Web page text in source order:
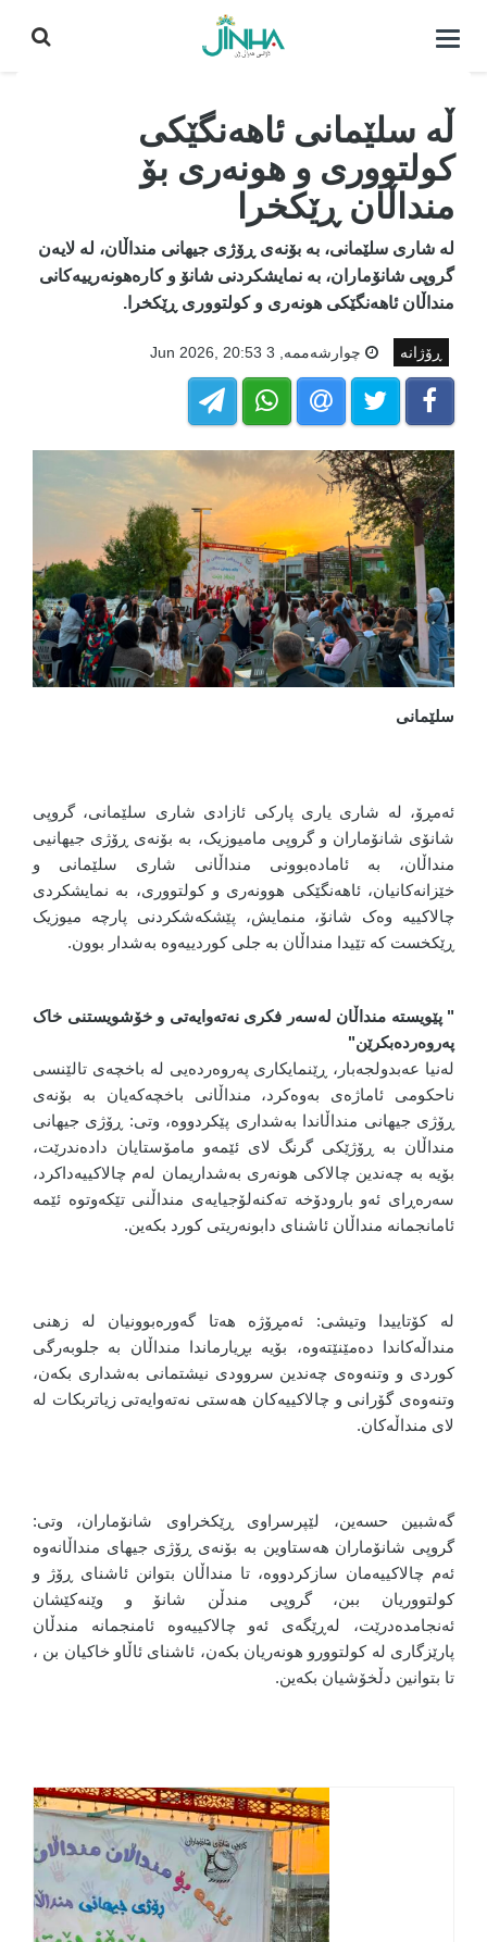
كردنه‌وه‌ی
ڵە سلێمانی ئاهەنگێکی
کولتووری و هونەری بۆ
منداڵان ڕێکخرا
لە شاری سلێمانی، بە بۆنەی ڕۆژی جیهانی منداڵان، لە لایەن
گروپی شانۆماران، بە نمایشکردنی شانۆ و کارەهونەرییەکانی
منداڵان ئاهەنگێکی هونەری و کولتووری ڕێکخرا.
ڕۆژانە چوارشه‌ممه‌, 3 Jun 2026, 20:53
سلێمانی
ئەمڕۆ، لە شاری یاری پارکی ئازادی شاری سلێمانی، گروپی
شانۆی شانۆماران و گروپی مامیوزیک، بە بۆنەی ڕۆژی جیهانیی
منداڵان، بە ئامادەبوونی منداڵانی شاری سلێمانی و
خێزانەکانیان، ئاهەنگێکی هوونەری و کولتووری، بە نمایشکردی
چالاکییە وەک شانۆ، منمایش، پێشکەشکردنی پارچە میوزیک
ڕێکخست کە تێیدا منداڵان بە جلی کوردییەوە بەشدار بوون.
" پێویستە منداڵان لەسەر فکری نەتەوایەتی و خۆشویستنی خاک
پەروەردەبکرێن"
لەنیا عەبدولجەبار، ڕێنمایکاری پەروەردەیی لە باخچەی تالێنسی
ناحکومی ئاماژەی بەوەکرد، منداڵانی باخچەکەیان بە بۆنەی
ڕۆژی جیهانی منداڵاندا بەشداری پێکردووە، وتی: ڕۆژی جیهانی
منداڵان بە ڕۆژێکی گرنگ لای ئێمەو مامۆستایان دادەندرێت،
بۆیە بە چەندین چالاکی هونەری بەشداریمان لەم چالاکییەداکرد،
سەرەڕای ئەو بارودۆخە تەکنەلۆجیایەی منداڵنی تێکەوتوە ئێمە
ئامانجمانە منداڵان ئاشنای دابونەریتی کورد بکەین.
لە کۆتاییدا وتیشی: ئەمڕۆژە هەتا گەورەبوونیان لە زهنی
منداڵەکاندا دەمێنێتەوە، بۆیە بڕیارماندا منداڵان بە جلوبەرگی
کوردی و وتنەوەی چەندین سروودی نیشتمانی بەشداری بکەن،
وتنەوەی گۆرانی و چالاکییەکان هەستی نەتەوایەتی زیاتربکات لە
لای منداڵەکان.
گەشبین حسەین، لێپرسراوی ڕێکخراوی شانۆماران، وتی:
گروپی شانۆماران هەستاوین بە بۆنەی ڕۆژی جیهای منداڵانەوە
ئەم چالاکییەمان سازکردووە، تا منداڵان بتوانن ئاشنای ڕۆژ و
کولتووریان ببن، گروپی مندڵن شانۆ و وێنەکێشان
ئەنجامدەدرێت، لەڕێگەی ئەو چالاکییەوە ئامنجمانە مندڵان
پارێزگاری لە کولتوورو هونەریان بکەن، ئاشنای ئاڵاو خاکیان بن ،
تا بتوانین دڵخۆشیان بکەین.